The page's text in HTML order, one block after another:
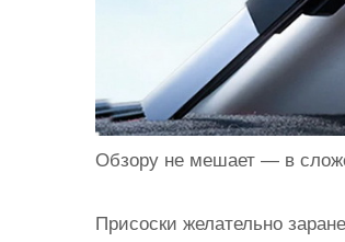
Обзору не мешает — в
Присоски желательно